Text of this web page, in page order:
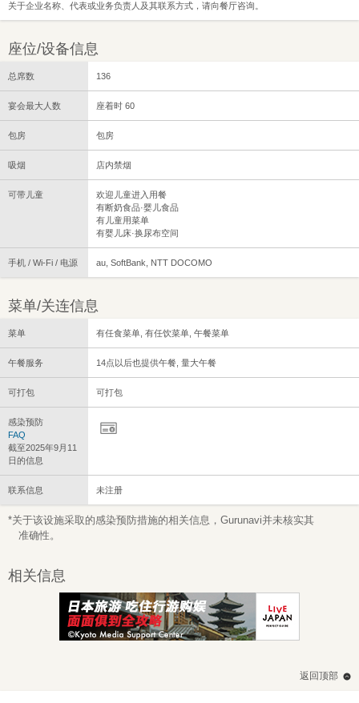
关于企业名称、代表或业务负责人及其联系方式，请向餐厅咨询。
座位/设备信息
总席数 136
宴会最大人数 座着时 60
包房 包房
吸烟 店内禁烟
可带儿童
欢迎儿童进入用餐
有断奶食品·婴儿食品
有儿童用菜单
有婴儿床·换尿布空间
手机 / Wi-Fi / 电源 au, SoftBank, NTT DOCOMO
菜单/关连信息
菜单 有任食菜单, 有任饮菜单, 午餐菜单
午餐服务 14点以后也提供午餐, 量大午餐
可打包 可打包
感染预防
FAQ
截至2025年9月11
日的信息
联系信息 未注册
*关于该设施采取的感染预防措施的相关信息，Gurunavi并未核实其
准确性。
相关信息
返回顶部